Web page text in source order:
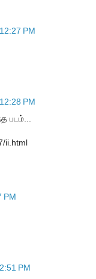
PM
PM
படம்...
ii.html
PM
PM